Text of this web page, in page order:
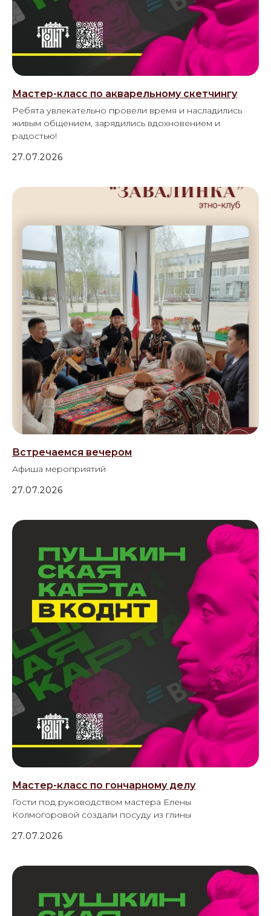
Мастер-класс по акварельному скетчингу
Ребята увлекательно провели время и насладились
живым общением, зарядились вдохновением и
радостью!
27.07.2026
Встречаемся вечером
Афиша мероприятий
27.07.2026
Мастер-класс по гончарному делу
Гости под руководством мастера Елены
Колмогоровой создали посуду из глины
27.07.2026